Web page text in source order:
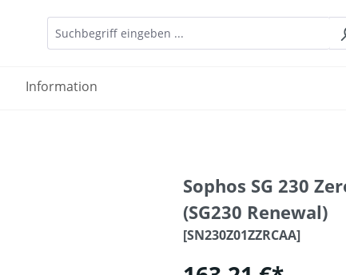
Information
Sophos SG 230
(SG230 Renewal)
[SN230Z01ZZRCAA]